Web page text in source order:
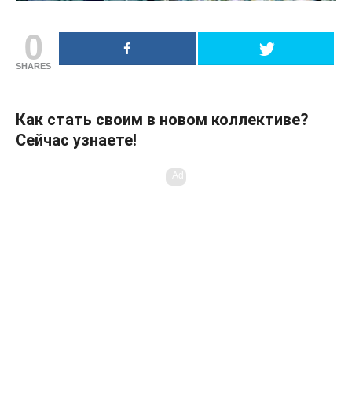
0
SHARES
Как стать своим в новом коллективе?
Сейчас узнаете!
Ad